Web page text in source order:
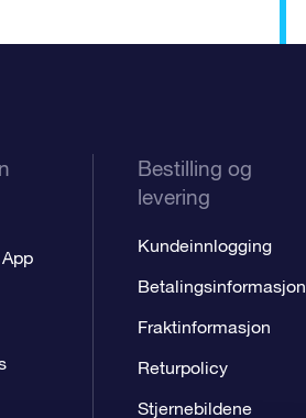
Bestilling og
levering
Kundeinnlogging
Betalingsinformasjon
Fraktinformasjon
Returpolicy
Stjernebildene